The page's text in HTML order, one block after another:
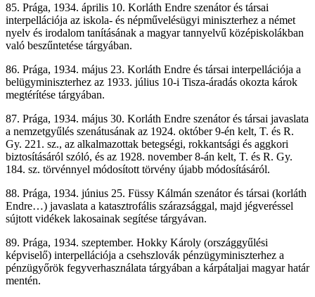
85. Prága, 1934. április 10. Korláth Endre szenátor és társai
interpellációja az iskola- és népművelésügyi miniszterhez a német
nyelv és irodalom tanításának a magyar tannyelvű középiskolákban
való beszűntetése tárgyában.
86. Prága, 1934. május 23. Korláth Endre és társai interpellációja a
belügyminiszterhez az 1933. július 10-i Tisza-áradás okozta károk
megtérítése tárgyában.
87. Prága, 1934. május 30. Korláth Endre szenátor és társai javaslata
a nemzetgyűlés szenátusának az 1924. október 9-én kelt, T. és R.
Gy. 221. sz., az alkalmazottak betegségi, rokkantsági és aggkori
biztosításáról szóló, és az 1928. november 8-án kelt, T. és R. Gy.
184. sz. törvénnyel módosított törvény újabb módosításáról.
88. Prága, 1934. június 25. Füssy Kálmán szenátor és társai (korláth
Endre…) javaslata a katasztrofális szárazsággal, majd jégveréssel
sújtott vidékek lakosainak segítése tárgyávan.
89. Prága, 1934. szeptember. Hokky Károly (országgyűlési
képviselő) interpellációja a csehszlovák pénzügyminiszterhez a
pénzügyőrök fegyverhasználata tárgyában a kárpátaljai magyar határ
mentén.